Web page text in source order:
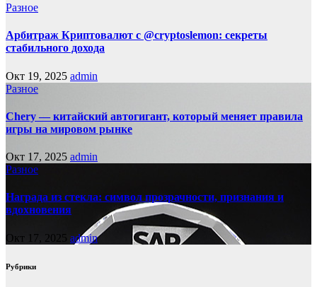
Разное
Арбитраж Криптовалют с @cryptoslemon: секреты
стабильного дохода
Окт 19, 2025 admin
Разное
Chery — китайский автогигант, который меняет правила
игры на мировом рынке
Окт 17, 2025 admin
Разное
Награда из стекла: символ прозрачности, признания и
вдохновения
Окт 17, 2025 admin
Рубрики